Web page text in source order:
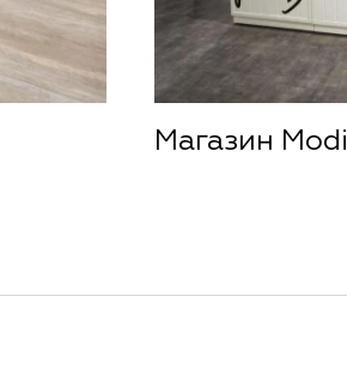
Магазин Modi